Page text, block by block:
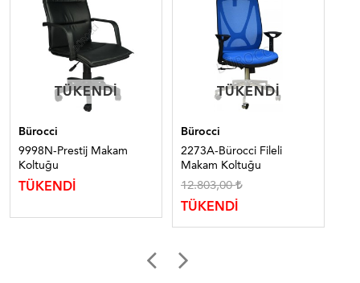
TÜKENDI
TÜKENDI
Bürocci
9998N-Prestij Makam
Koltuğu
TÜKENDİ
TÜKENDI
TÜKENDI
Bürocci
2273A-Bürocci Fileli
Makam Koltuğu
12.803,00
TÜKENDİ